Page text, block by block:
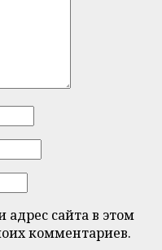
сайта в этом
комментариев.